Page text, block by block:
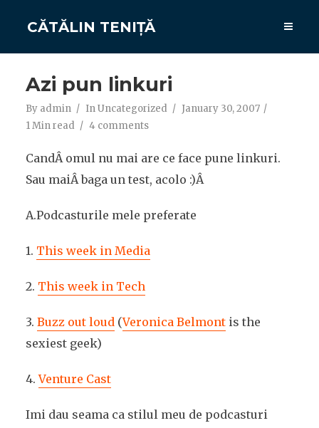
CĂTĂLIN TENIȚĂ
Azi pun linkuri
By admin InUncategorized
January 30, 2007
1 Min read
4 comments
CandÂ omul nu mai are ce face pune linkuri.
Sau maiÂ baga un test, acolo :)Â
A.Podcasturile mele preferate
1. This week in Media
2. This week in Tech
3. Buzz out loud(Veronica Belmontis the
sexiest geek)
4.Venture Cast
Imi dau seama ca stilul meu de podcasturi